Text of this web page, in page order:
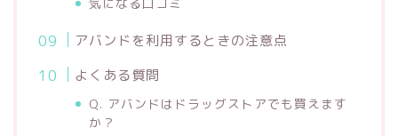
アバンドを利用するときの注意点
よくある質問
Q. アバンドはドラッグストアでも買えます
か？